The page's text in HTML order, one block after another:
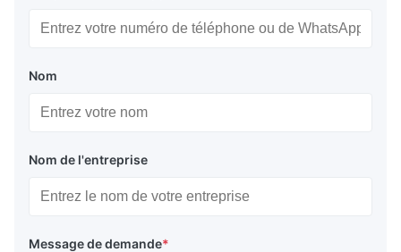
Nom
Nom de l'entreprise
Message de demande*